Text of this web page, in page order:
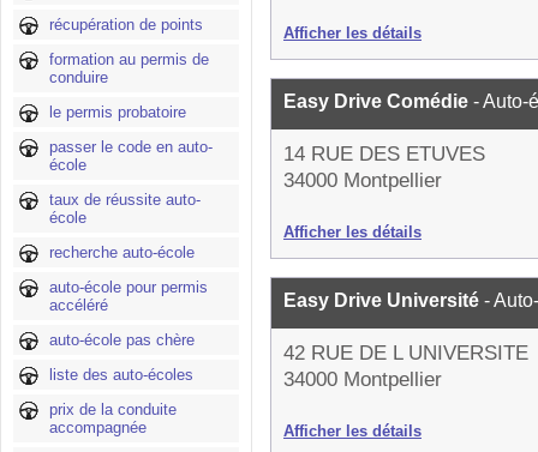
récupération de points
formation au permis de
conduire
le permis probatoire
passer le code en auto-
école
taux de réussite auto-
école
recherche auto-école
auto-école pour permis
accéléré
auto-école pas chère
liste des auto-écoles
prix de la conduite
accompagnée
Afficher les détails
Easy Drive Comédie - Auto-
14 RUE DES ETUVES
34000 Montpellier
Afficher les détails
Easy Drive Université -
42 RUE DE L UNIVERSITE
34000 Montpellier
Afficher les détails